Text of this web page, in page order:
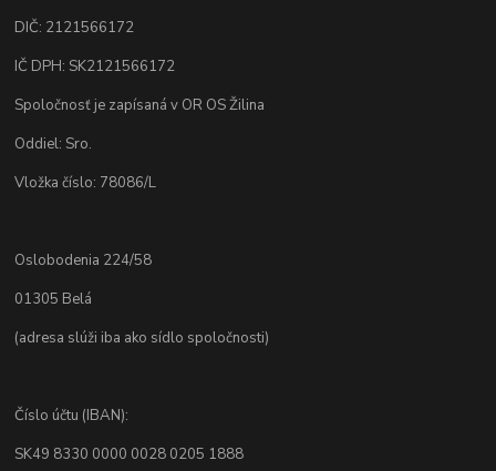
DIČ: 2121566172
IČ DPH: SK2121566172
Spoločnosť je zapísaná v OR OS Žilina
Oddiel: Sro.
Vložka číslo: 78086/L
Oslobodenia 224/58
01305 Belá
(adresa slúži iba ako sídlo spoločnosti)
Číslo účtu (IBAN):
SK49 8330 0000 0028 0205 1888